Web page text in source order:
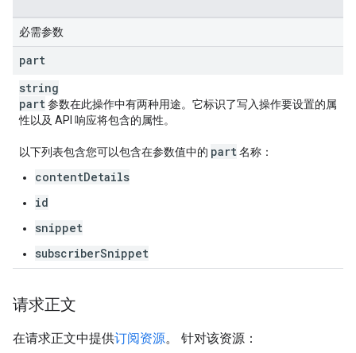
必需参数
part
string
part参数在此操作中有两种用途。它标识了写入操作要设置的属
性以及 API 响应将包含的属性。
以下列表包含您可以包含在参数值中的 part名称：
contentDetails
id
snippet
subscriberSnippet
请求正文
在请求正文中提供订阅资源。 针对该资源：